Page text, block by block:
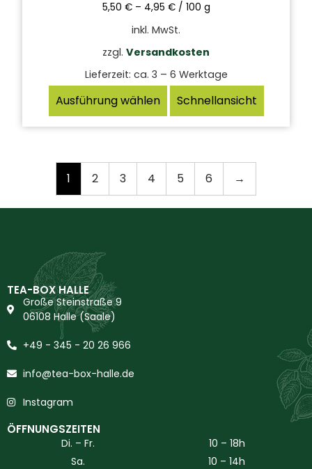
5,50 €– 4,95 €/ 100 g
inkl. MwSt.
zzgl. Versandkosten
Lieferzeit: ca. 3 – 6 Werktage
Ausführung wählen Schnellansicht
1 2 3 4 5 6 →
TEA-BOX HALLE
Große Steinstraße 9
06108 Halle (Saale)
+49 - 345 - 20 26 966
info@tea-box-halle.de
Instagram
ÖFFNUNGSZEITEN
Di. – Fr.
10 – 18h
Sa.
10 – 14h